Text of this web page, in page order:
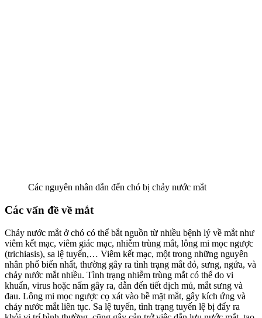
Các nguyên nhân dẫn đến chó bị chảy nước mắt
Các vấn đề về mắt
Chảy nước mắt ở chó có thể bắt nguồn từ nhiều bệnh lý về mắt như
viêm kết mạc, viêm giác mạc, nhiễm trùng mắt, lông mi mọc ngược
(trichiasis), sa lệ tuyến,… Viêm kết mạc, một trong những nguyên
nhân phổ biến nhất, thường gây ra tình trạng mắt đỏ, sưng, ngứa, và
chảy nước mắt nhiều. Tình trạng nhiễm trùng mắt có thể do vi
khuẩn, virus hoặc nấm gây ra, dẫn đến tiết dịch mủ, mắt sưng và
đau. Lông mi mọc ngược cọ xát vào bề mặt mắt, gây kích ứng và
chảy nước mắt liên tục. Sa lệ tuyến, tình trạng tuyến lệ bị đẩy ra